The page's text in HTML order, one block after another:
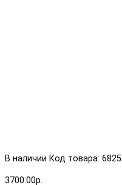
В наличии Код товара: 6825
3700.00р.